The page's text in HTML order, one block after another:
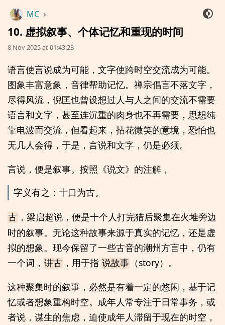
MC ›
10. 虚拟叙事、个体记忆和重现的时间
8 Nov 2025 at 01:43:23
语言使言说成为可能，文字使跨时空交流成为可能。
图象丰富意象，音律帮助记忆。禅宗倡言不落文字，
尽得风流，倪匡也曾设想过人与人之间的交流不需要
语言和文字，甚至连沉重的肉身也不再需要，思想纯
靠电波而交流，但看起来，拈花微笑的意境，恐怕也
无几人会得，于是，言说和文字，仍是必须。
言说，便是叙事。按照《说文》的注解，
字义有之：十口为古。
古 ，梁启超说，便是十个人打完猎后聚集在火堆旁边
时的叙事。无论这种故事来源于真实的记忆，还是虚
拟的想象。现今保留了一些古音的潮州方言中，仍有
一个词， 讲古 ，用于指 说故事 （story）。
这种聚集时的叙事，必然是有着一定的悠闲，基于记
忆或者想象重构时空。成年人常专注于日常事务，或
者说，谋生的焦虑，迫使成年人滞留于现在的时空，